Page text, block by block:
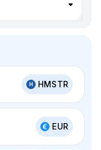
HMSTR
EUR